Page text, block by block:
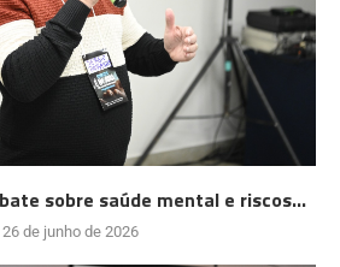
sobre saúde mental e riscos...
26 de junho de 2026